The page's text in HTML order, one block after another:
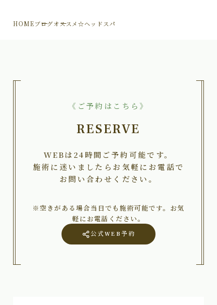
HOMEブログオススメ☆ヘッドスパ
《ご予約はこちら》
RESERVE
WEBは24時間ご予約可能です。
施術に迷いましたらお気軽にお電話で
お問い合わせください。
※空きがある場合当日でも施術可能です。お気
軽にお電話ください。
公式WEB予約